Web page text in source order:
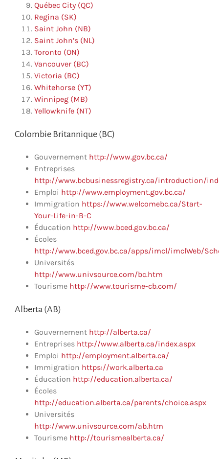
Québec City (QC)
Regina (SK)
Saint John (NB)
Saint John’s (NL)
Toronto (ON)
Vancouver (BC)
Victoria (BC)
Whitehorse (YT)
Winnipeg (MB)
Yellowknife (NT)
Colombie Britannique (BC)
Gouvernement http://www.gov.bc.ca/
Entreprises
http://www.bcbusinessregistry.ca/introduction/
Emploi http://www.employment.gov.bc.ca/
Immigration https://www.welcomebc.ca/Start-
Your-Life-in-B-C
Éducation http://www.bced.gov.bc.ca/
Écoles
http://www.bced.gov.bc.ca/apps/imcl/imclWeb/
Universités
http://www.univsource.com/bc.htm
Tourisme http://www.tourisme-cb.com/
Alberta (AB)
Gouvernement http://alberta.ca/
Entreprises http://www.alberta.ca/index.aspx
Emploi http://employment.alberta.ca/
Immigration https://work.alberta.ca
Éducation http://education.alberta.ca/
Écoles
http://education.alberta.ca/parents/choice.aspx
Universités
http://www.univsource.com/ab.htm
Tourisme http://tourismealberta.ca/